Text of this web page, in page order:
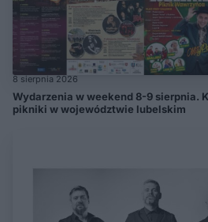
8 sierpnia 2026
Wydarzenia w weekend 8-9 sierpnia.
pikniki w województwie lubelskim